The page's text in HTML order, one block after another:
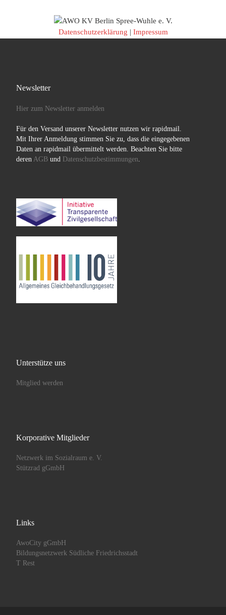
Datenschutzerklärung | Impressum
Newsletter
Hier zum Newsletter anmelden
Für den Versand unserer Newsletter nutzen wir rapidmail.
Mit Ihrer Anmeldung stimmen Sie zu, dass die eingegebenen
Daten an rapidmail übermittelt werden. Beachten Sie bitte
deren AGBund Datenschutzbestimmungen
Unterstütze uns
Mitglied werden
Korporative Mitglieder
Netzwerk im Sozialraum e. V.
Stützrad gGmbH
Links
AwoCity gGmbH
Bildungsnetzwerk Südliche Friedrichsstadt
T Rest